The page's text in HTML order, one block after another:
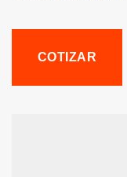
COTIZAR